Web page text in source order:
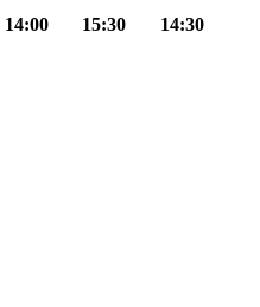
14:00 15:30 14:30